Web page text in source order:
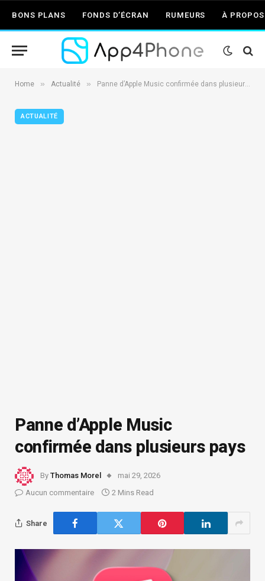
BONS PLANS FONDS D’ÉCRAN RUMEURS À PROPOS
Home » Actualité » Panne d’Apple Music confirmée dans plusieurs pays
ACTUALITÉ
Panne d’Apple Music
confirmée dans plusieurs pays
By Thomas Morel
mai 29, 2026
Aucun commentaire
2 Mins Read
Share